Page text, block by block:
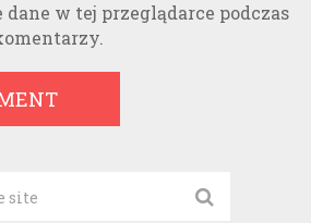
dane w tej przeglądarce podczas